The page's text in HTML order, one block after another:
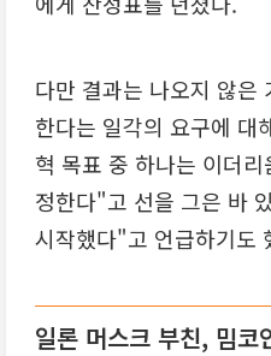
다만 결과는 나오지 않은
한다는 일각의 요구에 대
혁 목표 중 하나는 이더
정한다"고 선을 그은 바
시작했다"고 언급하기도
일론 머스크 부친, 밈코